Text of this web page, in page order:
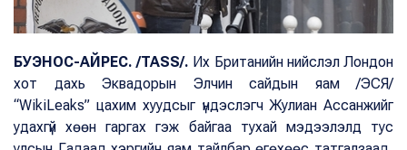
БУЭНОС-АЙРЕС. /TASS/. Их Британийн нийслэл Лондон
хот дахь Эквадорын Элчин сайдын яам /ЭСЯ/
“WikiLeaks” цахим хуудсыг үндэслэгч Жулиан Ассанжийг
удахгүй хөөн гаргах гэж байгаа тухай мэдээлэлд тус